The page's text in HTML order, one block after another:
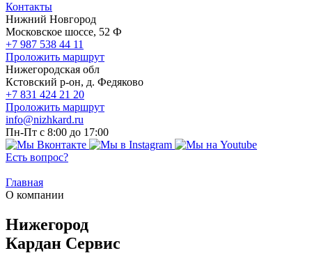
Контакты
Нижний Новгород
Московское шоссе, 52 Ф
+7 987 538 44 11
Проложить маршрут
Нижегородская обл
Кстовский р-он, д. Федяково
+7 831 424 21 20
Проложить маршрут
info@nizhkard.ru
Пн-Пт с 8:00 до 17:00
Есть вопрос?
Главная
О компании
Нижегород
Кардан Сервис